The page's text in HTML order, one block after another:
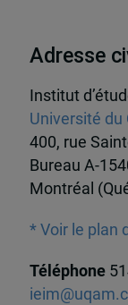
Adresse
Institut
Université du
400, rue
Bureau A-
Montréal
* Voir le plan
Téléphone